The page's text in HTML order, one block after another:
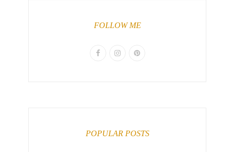
FOLLOW ME
POPULAR POSTS